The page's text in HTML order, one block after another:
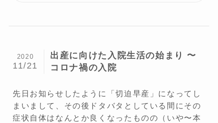
出産に向けた入院生活の始まり 〜
コロナ禍の入院
2020
11/21
先日お知らせしたように「切迫早産」になってし
まいまして、その後ドタバタとしている間にその
症状自体はなんとか良くなったものの（いや〜本